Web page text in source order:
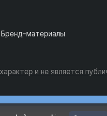
Бренд-материалы
характер и не является